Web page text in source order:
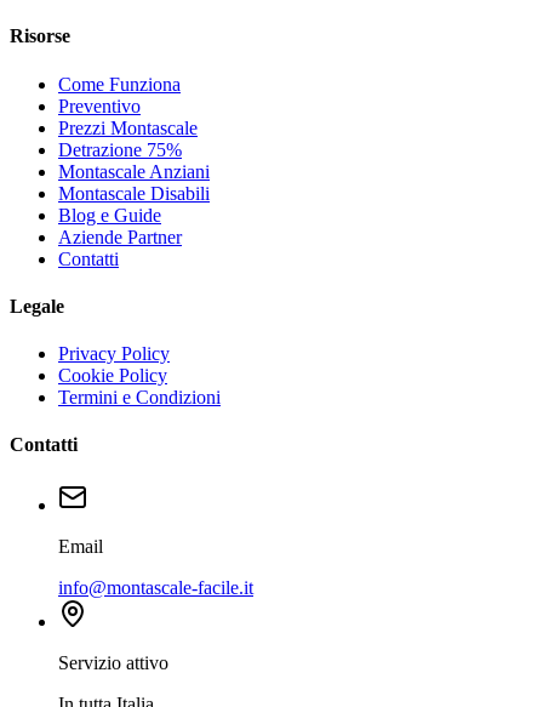
Risorse
Come Funziona
Preventivo
Prezzi Montascale
Detrazione 75%
Montascale Anziani
Montascale Disabili
Blog e Guide
Aziende Partner
Contatti
Legale
Privacy Policy
Cookie Policy
Termini e Condizioni
Contatti
Email
info@montascale-facile.it
Servizio attivo